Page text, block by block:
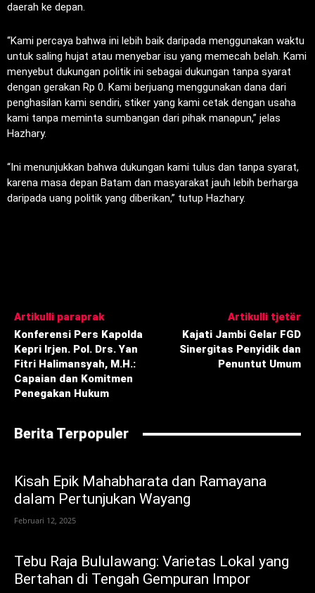
daerah ke depan.
“Kami percaya bahwa ini lebih baik daripada menggunakan waktu
untuk saling hujat atau menyebar isu yang memecah belah. Kami
menyebut dukungan politik ini sebagai dukungan tanpa syarat
dengan gerakan Rp 0. Kami berjuang menggunakan dana dari
penghasilan kami sendiri, stiker yang kami cetak dengan usaha
kami tanpa meminta sumbangan dari pihak manapun,” jelas
Hazhary.
“Ini menunjukkan bahwa dukungan kami tulus dan tanpa syarat,
karena masa depan Batam dan masyarakat jauh lebih berharga
daripada uang politik yang diberikan,” tutup Hazhary.
Artikulli paraprak
Konferensi Pers Kapolda
Kepri Irjen. Pol. Drs. Yan
Fitri Halimansyah, M.H.:
Capaian dan Komitmen
Penegakan Hukum
Artikulli tjetër
Kajati Jambi Gelar FGD
Sinergitas Penyidik dan
Penuntut Umum
Berita Terpopuler
Kisah Epik Mahabharata dan Ramayana
dalam Pertunjukan Wayang
Februari 12, 2025
Tebu Raja Bululawang: Varietas Lokal yang
Bertahan di Tengah Gempuran Impor